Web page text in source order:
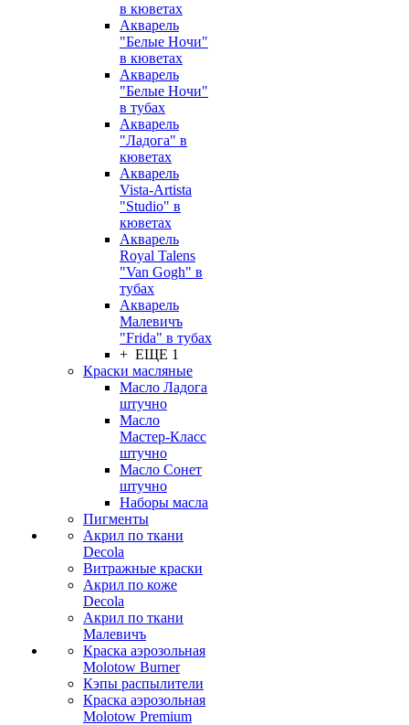
в кюветах
Акварель
"Белые Ночи"
в кюветах
Акварель
"Белые Ночи"
в тубах
Акварель
"Ладога" в
кюветах
Акварель
Vista-Artista
"Studio" в
кюветах
Акварель
Royal Talens
"Van Gogh" в
тубах
Акварель
Малевичъ
"Frida" в тубах
+ ЕЩЕ 1
Краски масляные
Масло Ладога
штучно
Масло
Мастер-Класс
штучно
Масло Сонет
штучно
Наборы масла
Пигменты
Акрил по ткани
Decola
Витражные краски
Акрил по коже
Decola
Акрил по ткани
Малевичъ
Краска аэрозольная
Molotow Burner
Кэпы распылители
Краска аэрозольная
Molotow Premium